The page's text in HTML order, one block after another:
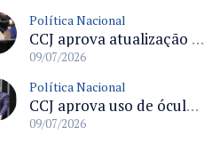
Política Nacional
CCJ aprova atualização vacinal em todas as oportunidades de contato no sistema público de saúde
09/07/2026
Política Nacional
CCJ aprova uso de óculos biópticos no processo de obtenção da Carteira Nacional de Habilitação para pessoas com deficiência
09/07/2026